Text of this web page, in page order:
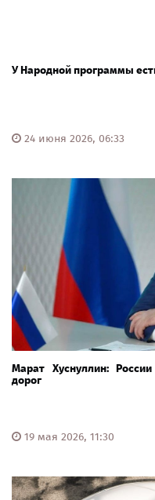
У Народной программы
24 июня 2026, 06:33
Марат Хуснуллин:
дорог
19 мая 2026, 11:30